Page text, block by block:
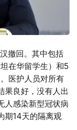
撤回。其中包括
在华留学生）和5
医护人员对所有
果良好，没有人出
人感染新型冠状病
期14天的隔离观